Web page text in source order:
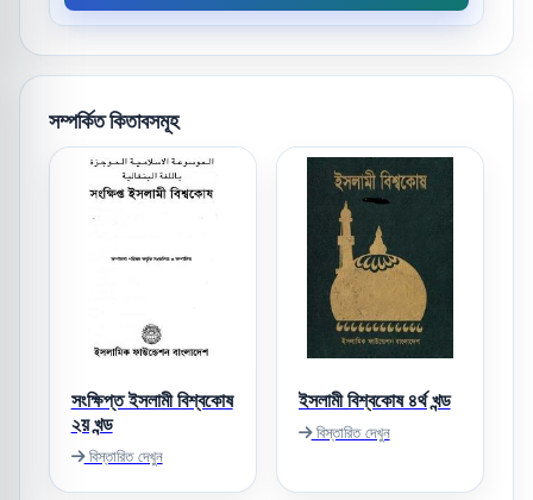
সম্পর্কিত কিতাবসমূহ
সংক্ষিপ্ত ইসলামী বিশ্বকোষ
২য় খন্ড
বিস্তারিত দেখুন
ইসলামী বিশ্বকোষ ৪র্থ খন্ড
বিস্তারিত দেখুন